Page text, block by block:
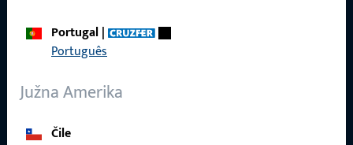
Portugal|
Português
Južna Amerika
Čile
Proizvodi